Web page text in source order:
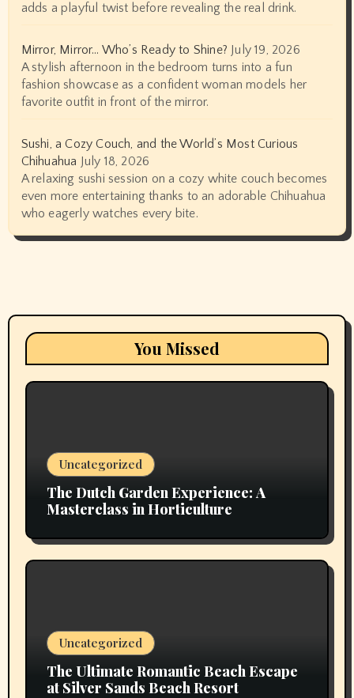
adds a playful twist before revealing the real drink.
Mirror, Mirror… Who’s Ready to Shine? July 19, 2026
A stylish afternoon in the bedroom turns into a fun
fashion showcase as a confident woman models her
favorite outfit in front of the mirror.
Sushi, a Cozy Couch, and the World’s Most Curious
Chihuahua
July 18, 2026
A relaxing sushi session on a cozy white couch becomes
even more entertaining thanks to an adorable Chihuahua
who eagerly watches every bite.
You Missed
Uncategorized
The Dutch Garden Experience: A
Masterclass in Horticulture
Uncategorized
The Ultimate Romantic Beach Escape
at Silver Sands Beach Resort